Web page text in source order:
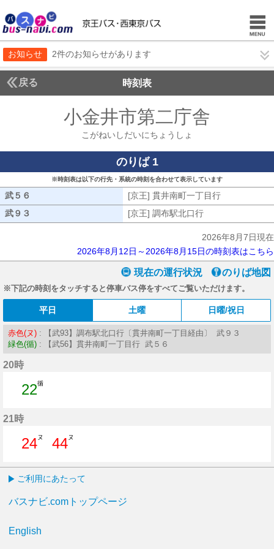
お知らせ 2件のお知らせがあります
戻る 時刻表
小金井市第二庁舎
こがねいしだいにちょうしょ
のりば 1
※時刻表は以下の行先・系統の時刻を合わせて表示しています
武５６ [京王] 貫井南町一丁目行
武９３
[京王] 調布駅北口行
2026年8月7日現在
2026年8月12日～2026年8月15日の時刻表はこちら
現在の運行状況 のりば地図
※下記の時刻をタッチすると停車バス停をすべてご覧いただけます。
平日 土曜 日曜/祝日
赤色(ヌ) : 【武93】調布駅北口行〔貫井南町一丁目経由〕 武９３
緑色(循) : 【武56】貫井南町一丁目行 武５６
20時
22循
21時
24ヌ
44ヌ
ご利用にあたって
バスナビ.comトップページ
English